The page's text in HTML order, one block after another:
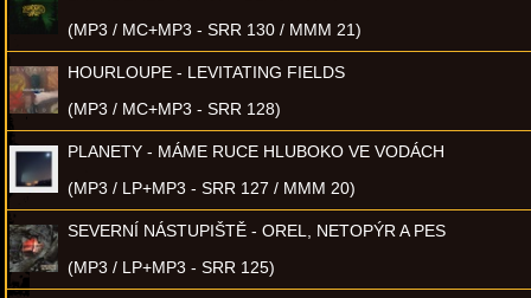
(MP3 / MC+MP3 - SRR 130 / MMM 21)
HOURLOUPE - LEVITATING FIELDS
(MP3 / MC+MP3 - SRR 128)
PLANETY - MÁME RUCE HLUBOKO VE VODÁCH
(MP3 / LP+MP3 - SRR 127 / MMM 20)
SEVERNÍ NÁSTUPIŠTĚ - OREL, NETOPÝR A PES
(MP3 / LP+MP3 - SRR 125)